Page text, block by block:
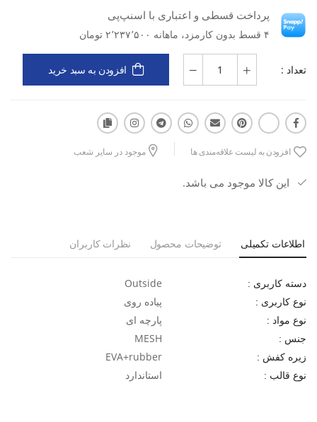
نوع محصول: صندل پیاده‌روی مردانه
نوع کاربری: پیاده‌روی
جنس رویه: پارچه مش (MESH)
نوع قالب: استاندارد
مناسب برای: پیاده‌روی، سفر، طبیعت‌گردی و استفاده روزمره در فصول
پرداخت قسطی و اعتباری با اسنپ‌پی
۴ قسط بدون کارمزد، ماهانه ۲٬۲۳۷٬۵۰۰ تومان
تعداد : افزودن به سبد خرید
افزودن به لیست علاقه‌مندی ها موجود در سایر شعب
این کالا موجود می باشد.
اطلاعات تکمیلی توضیحات محصول نظرات کاربران
دسته کاربری : Outside
نوع کاربری : پیاده روی
نوع مواد : پارچه ای
جنس : MESH
زیره کفش : EVA+rubber
نوع قالب : استاندارد